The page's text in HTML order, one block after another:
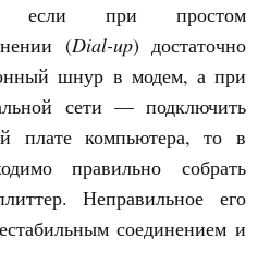
если при простом
(Dial-up) достаточно
шнур в модем, а при
сети — подключить
плате компьютера, то в
правильно собрать
Неправильное его
соединением и